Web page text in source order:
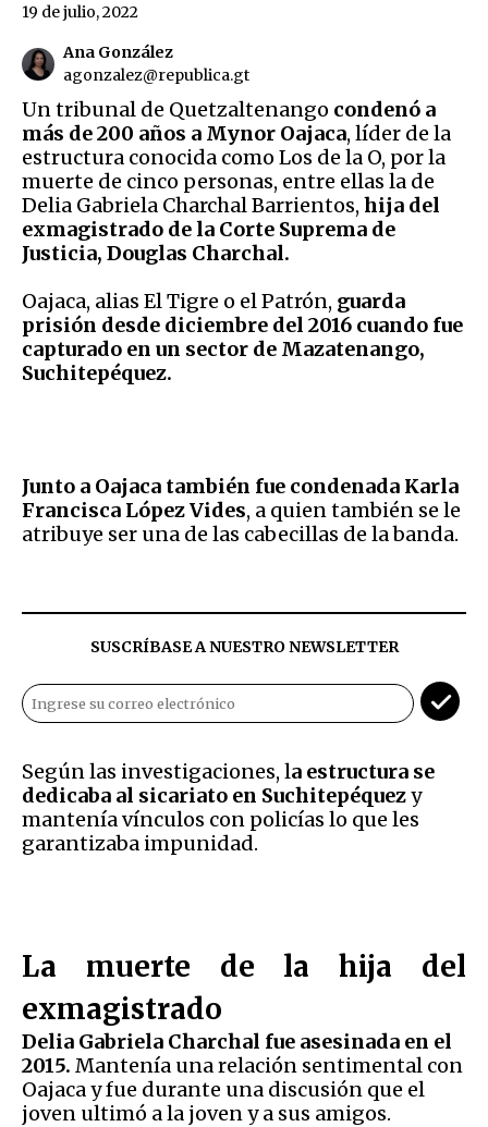
Ana González
agonzalez@republica.gt
19 de julio, 2022
Un tribunal de Quetzaltenango condenó a
más de 200 años a Mynor Oajaca, líder de la
estructura conocida como Los de la O, por la
muerte de cinco personas, entre ellas la de
Delia Gabriela Charchal Barrientos, hija del
exmagistrado de la Corte Suprema de
Justicia, Douglas Charchal.
Oajaca, alias El Tigre o el Patrón, guarda
prisión desde diciembre del 2016 cuando fue
capturado en un sector de Mazatenango,
Suchitepéquez.
Junto a Oajaca también fue condenada Karla
Francisca López Vides, a quien también se le
atribuye ser una de las cabecillas de la banda.
SUSCRÍBASE A NUESTRO NEWSLETTER
Según las investigaciones, la estructura se
dedicaba al sicariato en Suchitepéquezy
mantenía vínculos con policías lo que les
garantizaba impunidad.
La muerte de la hija del
exmagistrado
Delia Gabriela Charchal fue asesinada en el
2015. Mantenía una relación sentimental con
Oajaca y fue durante una discusión que el
joven ultimó a la joven y a sus amigos.